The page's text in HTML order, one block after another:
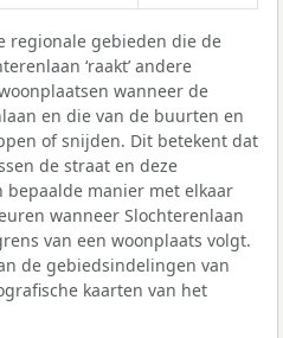
regionale gebieden die de
‘raakt’ andere
wanneer de
en die van de buurten en
of snijden. Dit betekent dat
de straat en deze
manier met elkaar
wanneer Slochterenlaan
van een woonplaats volgt.
de gebiedsindelingen van
kaarten van het